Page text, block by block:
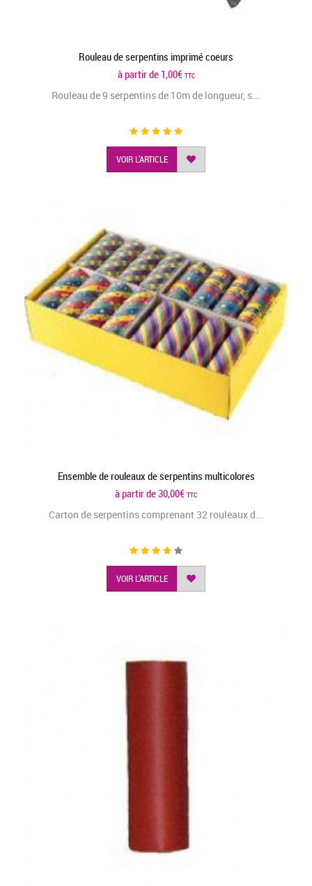
Rouleau de serpentins imprimé coeurs
à partir de 1,00€ TTC
Rouleau de 9 serpentins de 10m de longueur, s...
VOIR L'ARTICLE
Ensemble de rouleaux de serpentins multicolores
à partir de30,00€ TTC
Carton de serpentins comprenant 32 rouleaux d...
VOIR L'ARTICLE